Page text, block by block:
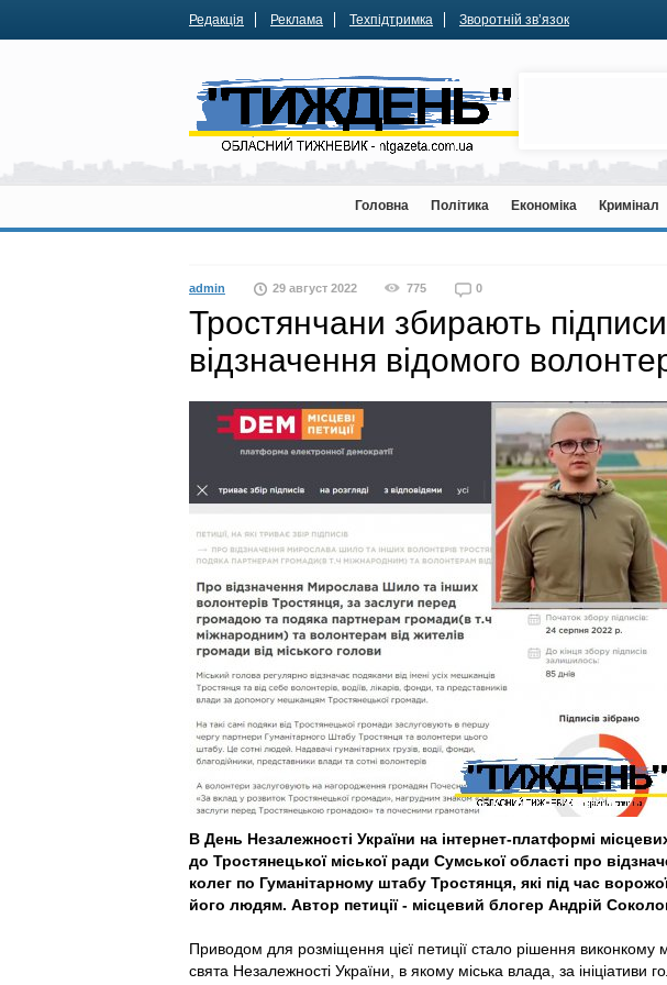
Редакція Реклама Техпідтримка Зворотній зв’язок
Головна Політика Економіка Кримінал
admin 29 август 2022 775 0
Тростянчани збирають
відзначення відомого
В День Незалежності України на інтернет-платформі
до Тростянецької міської ради Сумської області про
колег по Гуманітарному штабу Тростянця, які під час
його людям. Автор петиції - місцевий блогер Андрій
Приводом для розміщення цієї петиції стало рішення
свята Незалежності України, в якому міська влада, за